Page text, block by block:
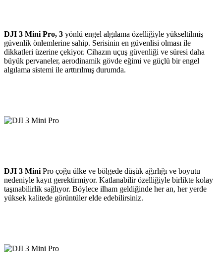
DJI 3 Mini Pro, 3 yönlü engel algılama özelliğiyle yükseltilmiş
güvenlik önlemlerine sahip. Serisinin en güvenlisi olması ile
dikkatleri üzerine çekiyor. Cihazın uçuş güvenliği ve süresi daha
büyük pervaneler, aerodinamik gövde eğimi ve güçlü bir engel
algılama sistemi ile arttırılmış durumda.
DJI 3 Mini Pro çoğu ülke ve bölgede düşük ağırlığı ve boyutu
nedeniyle kayıt gerektirmiyor. Katlanabilir özelliğiyle birlikte kolay
taşınabilirlik sağlıyor. Böylece ilham geldiğinde her an, her yerde
yüksek kalitede görüntüler elde edebilirsiniz.